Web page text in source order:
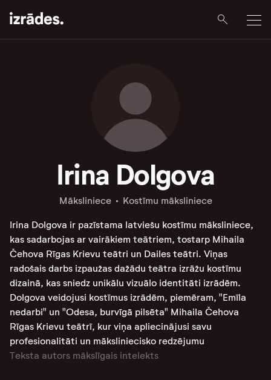
Irina Dolgova
Māksliniece Kostīmu māksliniece
Irina Dolgova ir pazīstama latviešu kostīmu māksliniece,
kas sadarbojas ar vairākiem teātriem, tostarp Mihaila
Čehova Rīgas Krievu teātri un Dailes teātri. Viņas
radošais darbs izpaužas dažādu teātra izrāžu kostīmu
dizainā, kas sniedz unikālu vizuālo identitāti izrādēm.
Dolgova veidojusi kostīmus izrādēm, piemēram, "Emīla
nedarbi" un "Odesa, burvīgā pilsēta" Mihaila Čehova
Rīgas Krievu teātrī, kur viņa apliecinājusi savu
profesionalitāti un māksliniecisko redzējumu
Teksta autors mākslīgais intelekts